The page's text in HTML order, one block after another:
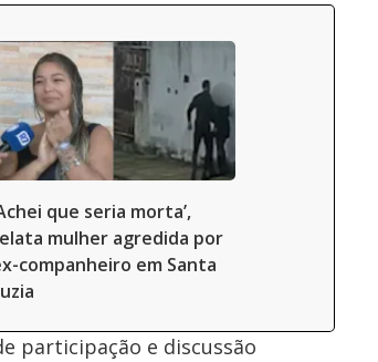
que seria morta’,
mulher agredida por
companheiro em Santa
participação e discussão